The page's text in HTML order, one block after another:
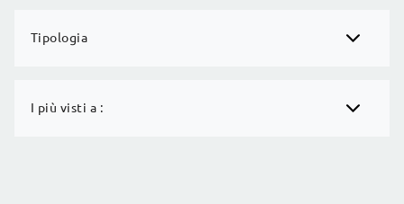
Tipologia
I più visti a :